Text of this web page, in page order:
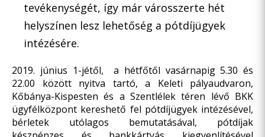
tevékenységét, így már városszerte hét
helyszínen lesz lehetőség a pótdíjügyek
intézésére.
2019. június 1-jétől, a hétfőtől vasárnapig 5.30 és
22.00 között nyitva tartó, a Keleti pályaudvaron,
Kőbánya-Kispesten és a Szentlélek téren lévő BKK
ügyfélközpont kereshető fel pótdíjügyek intézésével,
bérletek utólagos bemutatásával, pótdíjak